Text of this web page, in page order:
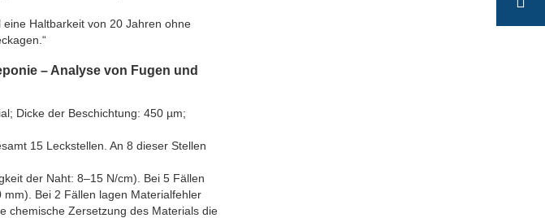
Haltbarkeit von 20 Jahren ohne
– Analyse von Fugen und
Dicke der Beschichtung: 450 µm;
15 Leckstellen. An 8 dieser Stellen
der Naht: 8–15 N/cm). Bei 5 Fällen
Bei 2 Fällen lagen Materialfehler
chemische Zersetzung des Materials die